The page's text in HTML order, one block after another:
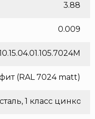
3.88
0.009
(RAL 7024 matt)